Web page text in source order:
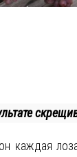
каждая